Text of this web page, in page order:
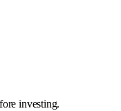
investing.